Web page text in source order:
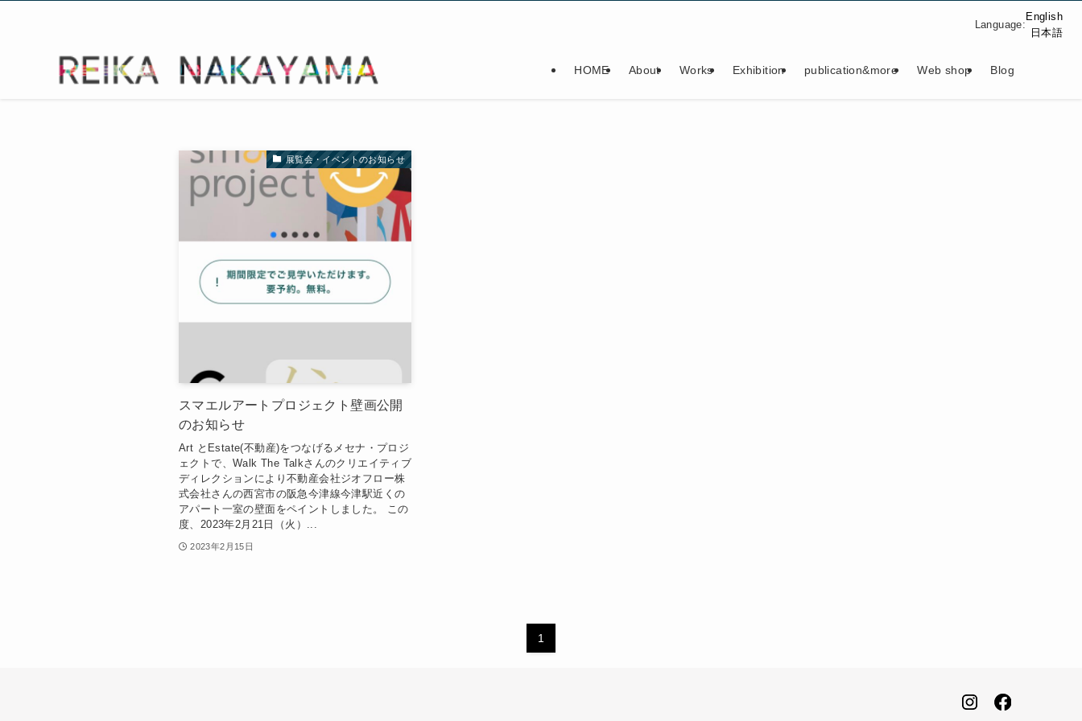
HOME About Works Exhibition publication&more Web shop Blog
Language:
English
日本語
展覧会・イベントのお知らせ
スマエルアートプロジェクト壁画公開
のお知らせ
Art とEstate(不動産)をつなげるメセナ・プロジ
ェクトで、Walk The Talkさんのクリエイティブ
ディレクションにより不動産会社ジオフロー株
式会社さんの西宮市の阪急今津線今津駅近くの
アパート一室の壁面をペイントしました。 この
度、2023年2月21日（火）...
2023年2月15日
1